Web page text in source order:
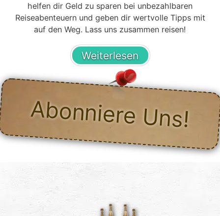
helfen dir Geld zu sparen bei unbezahlbaren
Reiseabenteuern und geben dir wertvolle Tipps mit
auf den Weg. Lass uns zusammen reisen!
Weiterlesen
Abonniere Uns!